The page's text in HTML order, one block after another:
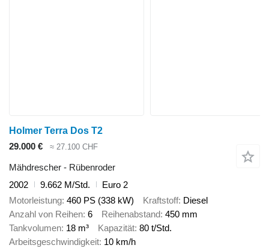
Holmer Terra Dos T2
29.000 €
≈ 27.100 CHF
Mähdrescher - Rübenroder
2002
9.662 M/Std.
Euro 2
Motorleistung 460 PS (338 kW) Kraftstoff Diesel
Anzahl von Reihen 6 Reihenabstand 450 mm
Tankvolumen 18 m³ Kapazität 80 t/Std.
Arbeitsgeschwindigkeit 10 km/h